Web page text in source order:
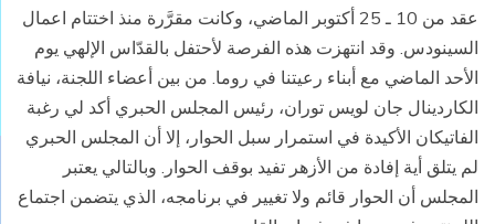
عقد من 10 ـ 25 أكتوبر الماضي، وكانت مقرَّرة منذ اختتام اعمال
السينودس. وقد انتهزت هذه الفرصة لأحتفل بالقدّاس الإلهي يوم
الأحد الماضي مع أبناء رعيتنا في روما. من بين أعضاء اللجنة، نيافة
الكاردينال جان لويس توران، رئيس المجلس الحبري أكد لي رغبة
الفاتيكان الأكيدة في استمرار سبل الحوار، إلا أن المجلس الحبري
لم يتلق أية إفادة من الأزهر تفيد بوقف الحوار. وبالتالي يعتبر
المجلس أن الحوار قائم ولا تغيير في برنامجه، الذي يتضمن اجتماع